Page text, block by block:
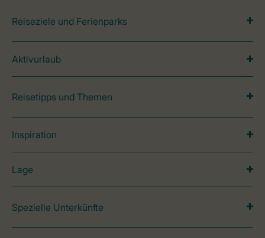
Reiseziele und Ferienparks
Aktivurlaub
Reisetipps und Themen
Inspiration
Lage
Spezielle Unterkünfte